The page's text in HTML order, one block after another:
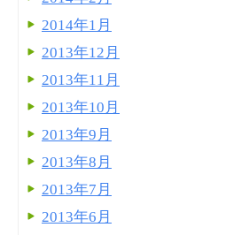
2014年1月
2013年12月
2013年11月
2013年10月
2013年9月
2013年8月
2013年7月
2013年6月